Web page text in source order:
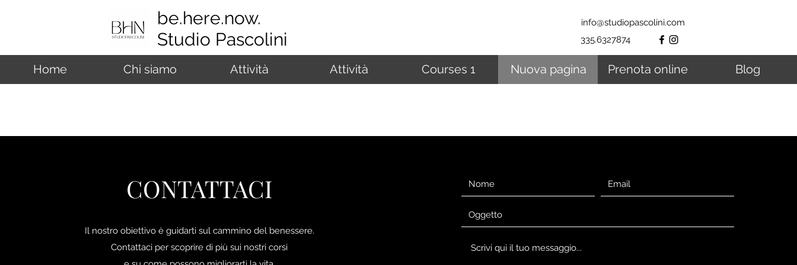
be.here.now.
Studio Pascolini
info@studiopascolini.com
335.6327874
Home Chi siamo Attività Attività Courses 1 Nuova pagina Prenota online Blog
CONTATTACI
Il nostro obiettivo è guidarti sul cammino del benessere.
Contattaci per scoprire di più sui nostri corsi